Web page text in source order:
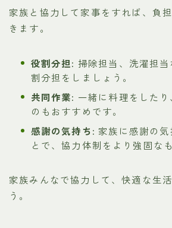
家族と協力して家事をすれば、負
きます。
役割分担: 掃除担当、洗濯担
割分担をしましょう。
共同作業: 一緒に料理をした
のもおすすめです。
感謝の気持ち: 家族に感謝の
とで、協力体制をより強固な
家族みんなで協力して、快適な生
う。